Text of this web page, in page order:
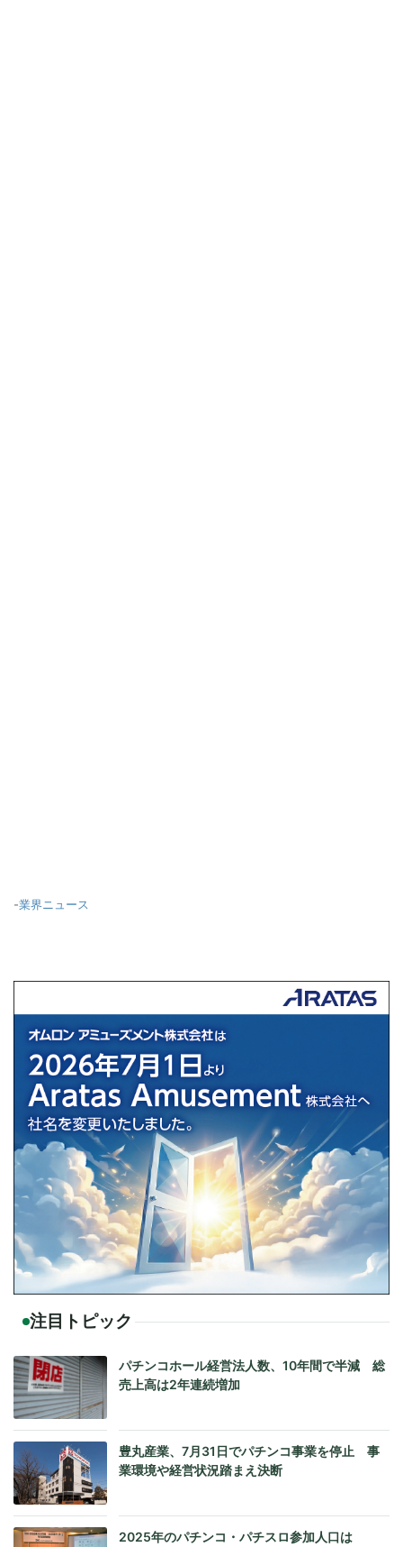
-業界ニュース
注目トピック
パチンコホール経営法人数、10年間で半減 総
売上高は2年連続増加
豊丸産業、7月31日でパチンコ事業を停止 事
業環境や経営状況踏まえ決断
2025年のパチンコ・パチスロ参加人口は